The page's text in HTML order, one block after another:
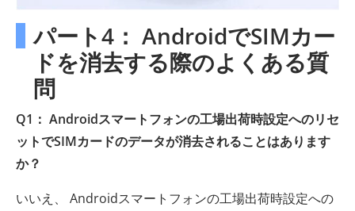
パート4： AndroidでSIMカー
ドを消去する際のよくある質
問
Q1： Androidスマートフォンの工場出荷時設定へのリセ
ットでSIMカードのデータが消去されることはあります
か？
いいえ、 Androidスマートフォンの工場出荷時設定への